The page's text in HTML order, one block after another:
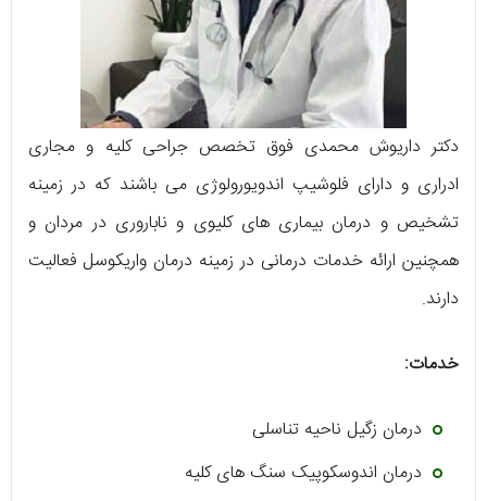
دکتر داریوش محمدی فوق تخصص جراحی کلیه و مجاری
ادراری و دارای فلوشیپ اندویورولوژی می باشند که در زمینه
تشخیص و درمان بیماری های کلیوی و ناباروری در مردان و
همچنین ارائه خدمات درمانی در زمینه درمان واریکوسل فعالیت
دارند.
خدمات:
درمان زگیل ناحیه تناسلی
درمان اندوسکوپیک سنگ های کلیه